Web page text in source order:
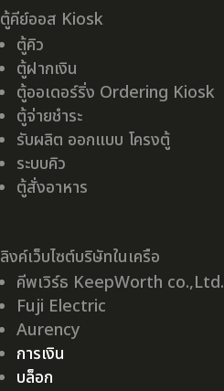
ตู้คีย์ออส Kiosk
ตู้คิว
ตู้ฝากเงิน
ตู้ออเดอร์ริ่ง Ordering Kiosk
ตู้จ่ายชำระ
รับผลิต ออกแบบ โครงตู้
ระบบคิว
ตู้สั่งอาหาร
ลิงค์เว็บไซต์บริษัทในเครือ
คีพเวิร์ธ KeepWorth co.,Ltd.
Fuji Electric
Aurency
การเงิน
บล็อก